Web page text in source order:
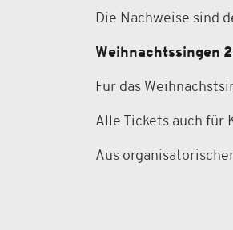
Die Nachweise sind
Weihnachtssingen
Für das
Alle Tickets auch für
Aus